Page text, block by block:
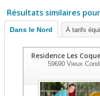
Résultats similaires
Dans le Nord À tarifs
Residence Les
59690 Vieux